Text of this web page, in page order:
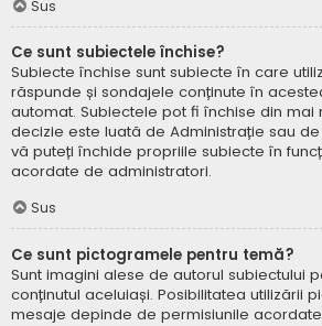
Sus
Ce sunt subiectele închise?
Subiecte închise sunt subiecte în care
răspunde și sondajele conținute în
automat. Subiectele pot fi închise din mai
decizie este luată de Administrație sau
vă puteți închide propriile subiecte în
acordate de administratori.
Sus
Ce sunt pictogramele pentru temă?
Sunt imagini alese de autorul subiectului
conținutul aceluiași. Posibilitatea utilizării
mesaje depinde de permisiunile